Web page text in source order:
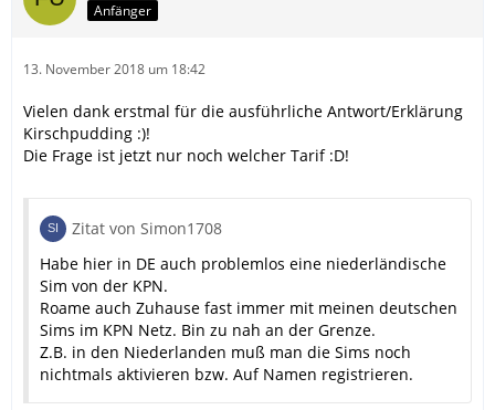
Anfänger
13. November 2018 um 18:42
Vielen dank erstmal für die ausführliche Antwort/Erklärung
Kirschpudding :)!
Die Frage ist jetzt nur noch welcher Tarif :D!
Zitat von Simon1708
Habe hier in DE auch problemlos eine niederländische
Sim von der KPN.
Roame auch Zuhause fast immer mit meinen deutschen
Sims im KPN Netz. Bin zu nah an der Grenze.
Z.B. in den Niederlanden muß man die Sims noch
nichtmals aktivieren bzw. Auf Namen registrieren.